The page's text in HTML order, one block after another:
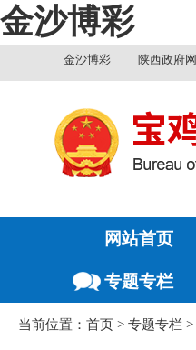
金沙博彩
金沙博彩 陕西政府网
网站首页
专题专栏
当前位置： 首页 > 专题专栏 >